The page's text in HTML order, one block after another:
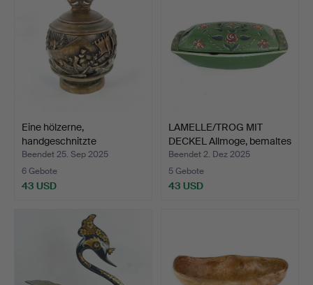
Eine hölzerne,
handgeschnitzte
Schlossurne…
Beendet 25. Sep 2025
6 Gebote
43 USD
LAMELLE/TROG MIT
DECKEL Allmoge, bemaltes
…
Beendet 2. Dez 2025
5 Gebote
43 USD